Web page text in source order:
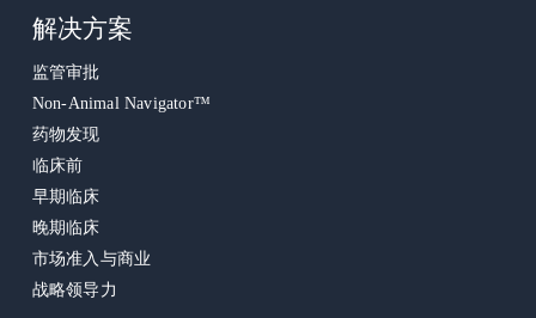
解决方案
监管审批
Non-Animal Navigator™
药物发现
临床前
早期临床
晚期临床
市场准入与商业
战略领导力